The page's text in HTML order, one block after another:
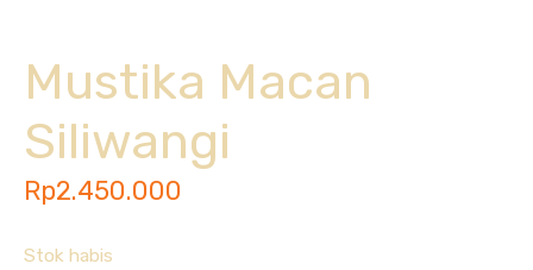
Mustika Macan
Siliwangi
Rp2.450.000
Stok habis